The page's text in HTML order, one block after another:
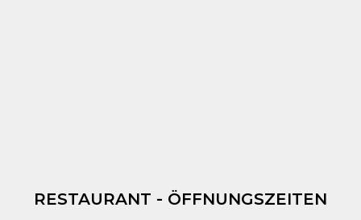
RESTAURANT - ÖFFNUNGSZEITEN